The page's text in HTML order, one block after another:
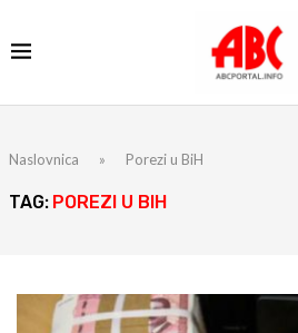
Naslovnica » Porezi u BiH
TAG: POREZI U BIH